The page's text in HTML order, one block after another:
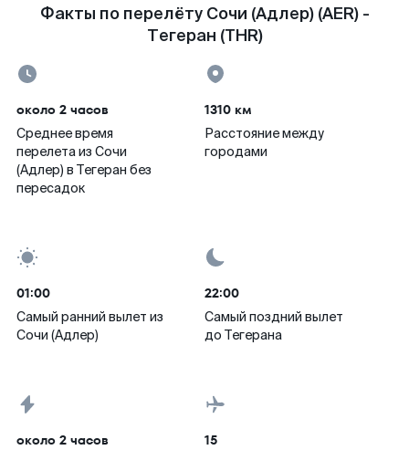
Факты по перелёту Сочи (Адлер) (AER) -
Тегеран (THR)
около 2 часов
Среднее время
перелета из Сочи
(Адлер) в Тегеран без
пересадок
1310 км
Расстояние между
городами
01:00
Самый ранний вылет из
Сочи (Адлер)
22:00
Самый поздний вылет
до Тегерана
около 2 часов 15